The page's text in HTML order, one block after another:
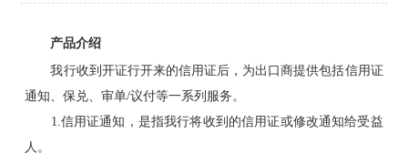
产品介绍
我行收到开证行开来的信用证后，为出口商提供包括信用证
通知、保兑、审单/议付等一系列服务。
1.信用证通知，是指我行将收到的信用证或修改通知给受益
人。